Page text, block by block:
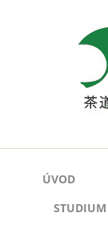
ÚVOD
STUDIUM